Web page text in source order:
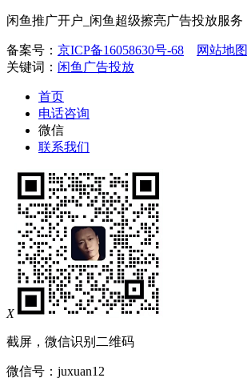
闲鱼推广开户_闲鱼超级擦亮广告投放服务
备案号： 京ICP备16058630号-68
网站地图
关键词： 闲鱼广告投放
首页
电话咨询
微信
联系我们
X
截屏，微信识别二维码
微信号： juxuan12